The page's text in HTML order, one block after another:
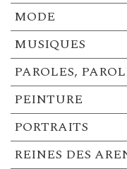
MODE
MUSIQUES
PAROLES,
PEINTURE
PORTRAITS
REINES DES